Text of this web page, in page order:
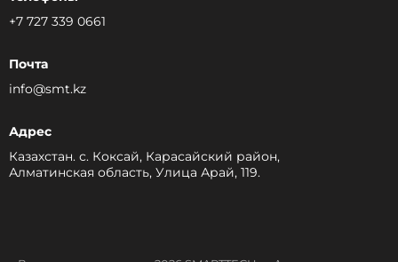
+7 727 339 0661
Почта
info@smt.kz
Адрес
Казахстан. с. Коксай, Карасайский район,
Алматинская область, Улица Арай, 119.